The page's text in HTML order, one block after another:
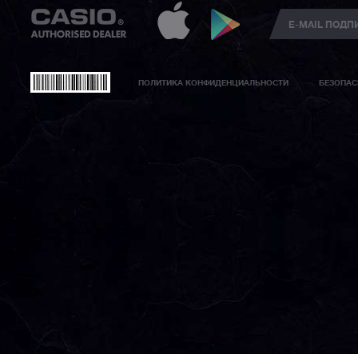
ПОЛИТИКА КОНФИДЕНЦИАЛЬНОСТИ